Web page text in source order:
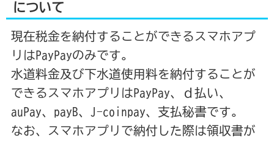
について
現在税金を納付することができるスマホアプ
リはPayPayのみです。
水道料金及び下水道使用料を納付することが
できるスマホアプリはPayPay、ｄ払い、
auPay、payB、J-coinpay、支払秘書です。
なお、スマホアプリで納付した際は領収書が